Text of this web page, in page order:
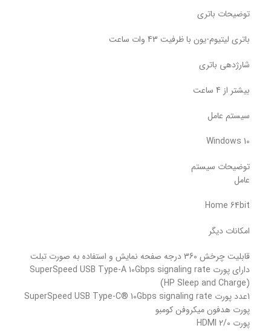
توضیحات باتری
باتری لیتیوم-یون با ظرفیت 43 وات‌ ساعت
شارژدهی باتری
بیشتر از 4 ساعت
سیستم عامل
Windows 10
توضیحات سیستم
عامل
Home 64bit
امکانات دیگر
قابلیت چرخش 360 درجه صفحه نمایش و استفاده به صورت تبلت
دارای پورت SuperSpeed USB Type-A 10Gbps signaling rate
(HP Sleep and Charge)
1عدد پورت SuperSpeed USB Type-C® 10Gbps signaling rate
پورت هدفون میکروفن کومبو
پورت HDMI 2/0